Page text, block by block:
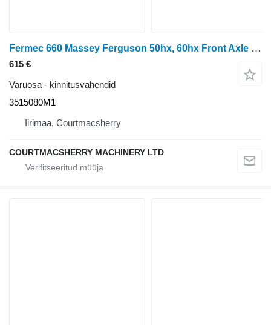
Fermec 660 Massey Ferguson 50hx, 60hx Front Axle Support Frame Bolster 3515080M1 tüübi jaoks ratastraktori
615 €
Varuosa - kinnitusvahendid
3515080M1
Iirimaa, Courtmacsherry
COURTMACSHERRY MACHINERY LTD